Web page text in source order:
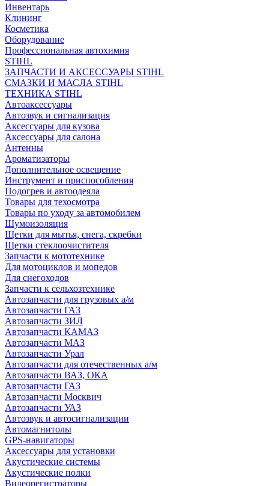
Инвентарь
Клининг
Косметика
Оборудование
Профессиональная автохимия
STIHL
ЗАПЧАСТИ И АКСЕССУАРЫ STIHL
СМАЗКИ И МАСЛА STIHL
ТЕХНИКА STIHL
Автоаксессуары
Автозвук и сигнализация
Аксессуары для кузова
Аксессуары для салона
Антенны
Ароматизаторы
Дополнительное освещение
Инструмент и приспособления
Подогрев и автоодеяла
Товары для техосмотра
Товары по уходу за автомобилем
Шумоизоляция
Щетки для мытья, снега, скребки
Щетки стеклоочистителя
Запчасти к мототехнике
Для мотоциклов и мопедов
Для снегоходов
Запчасти к сельхозтехнике
Автозапчасти для грузовых а/м
Автозапчасти ГАЗ
Автозапчасти ЗИЛ
Автозапчасти КАМАЗ
Автозапчасти МАЗ
Автозапчасти Урал
Автозапчасти для отечественных а/м
Автозапчасти ВАЗ, ОКА
Автозапчасти ГАЗ
Автозапчасти Москвич
Автозапчасти УАЗ
Автозвук и автосигнализации
Автомагнитолы
GPS-навигаторы
Аксессуары для установки
Акустические системы
Акустические полки
Видеорегистраторы